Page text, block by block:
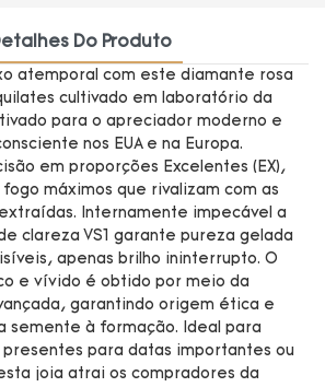
Do Produto
atemporal com este diamante rosa
cultivado em laboratório da
para o apreciador moderno e
nos EUA e na Europa.
em proporções Excelentes (EX),
máximos que rivalizam com as
Internamente impecável a
clareza VS1 garante pureza gelada
apenas brilho ininterrupto. O
e vívido é obtido por meio da
garantindo origem ética e
semente à formação. Ideal para
para datas importantes ou
joia atrai os compradores da